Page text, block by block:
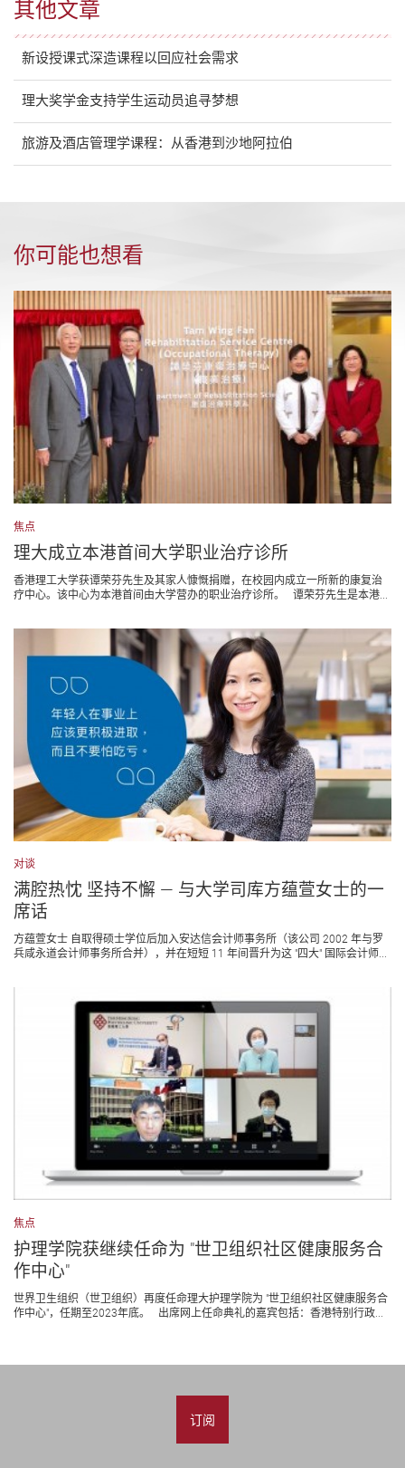
其他文章
新设授课式深造课程以回应社会需求
理大奖学金支持学生运动员追寻梦想
旅游及酒店管理学课程：从香港到沙地阿拉伯
你可能也想看
焦点
理大成立本港首间大学职业治疗诊所
香港理工大学获谭荣芬先生及其家人慷慨捐赠，在校园内成立一所新的康复治
疗中心。该中心为本港首间由大学营办的职业治疗诊所。 谭荣芬先生是本港...
对谈
满腔热忱 坚持不懈 — 与大学司库方蕴萱女士的一
席话
方蕴萱女士 自取得硕士学位后加入安达信会计师事务所（该公司 2002 年与罗
兵咸永道会计师事务所合并），并在短短 11 年间晋升为这 "四大" 国际会计师...
焦点
护理学院获继续任命为 "世卫组织社区健康服务合
作中心"
世界卫生组织（世卫组织）再度任命理大护理学院为 "世卫组织社区健康服务合
作中心"，任期至2023年底。 出席网上任命典礼的嘉宾包括：香港特别行政...
订阅